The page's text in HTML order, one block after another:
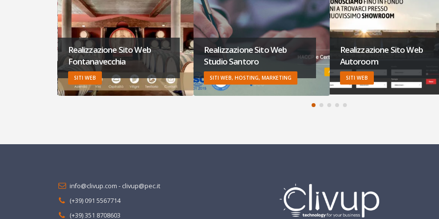
Realizzazione Sito Web
Studio Santoro
SITI WEB, HOSTING, MARKETING
Realizzazione Sito Web
Autoroom
SITI WEB
Realizzazione E-commerce
Cieffe Academy
SITI WEB, E-COMMERCE
info@clivup.com - clivup@pec.it
(+39) 091 5567714
(+39) 351 8708603